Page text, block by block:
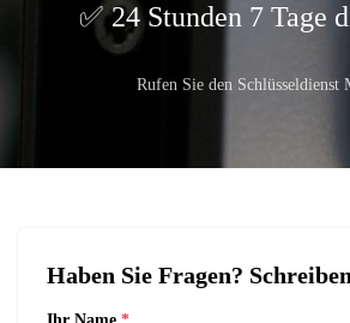
24 Stunden 7 Tage
Rufen Sie den Schlüsseldienst
Haben Sie Fragen?